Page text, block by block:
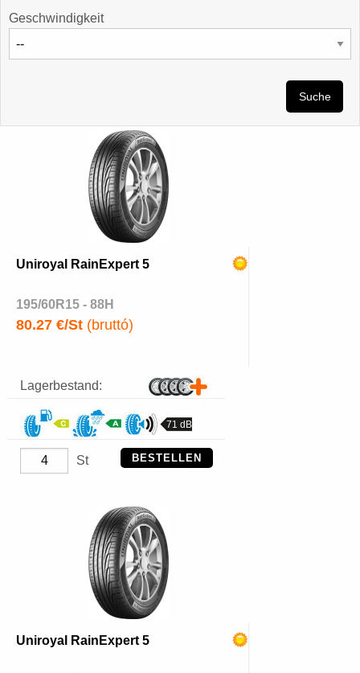
Geschwindigkeit
Suche
Uniroyal RainExpert 5
195/60R15 - 88H
80.27 €/St (bruttó)
Lagerbestand:
71 dB
St BESTELLEN
Uniroyal RainExpert 5